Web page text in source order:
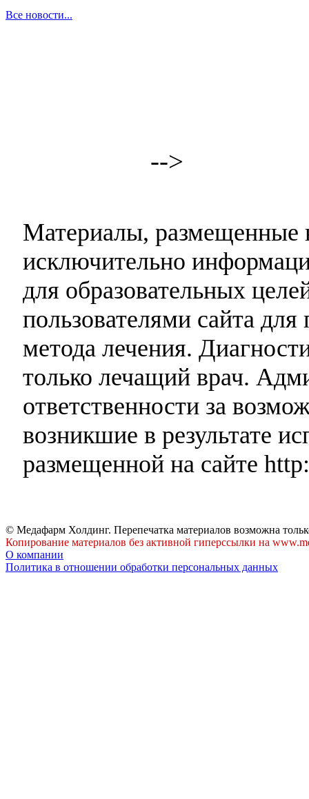
Все новости...
-->
Материалы, размещенные
исключительно
для образовательных
пользователями сайта
метода лечения.
только лечащий врач.
ответственности за
возникшие в результате
размещенной на сайте
© Медафарм Холдинг. Перепечатка материалов возможна
Копирование материалов без активной гиперссылки на
О компании
Политика в отношении обработки персональных данных